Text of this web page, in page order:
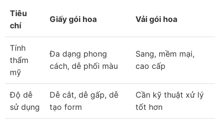
Tiêu
chí
Giấy gói hoa Vải gói hoa
Tính
thẩm
mỹ
Đa dạng phong
cách, dễ phối màu
Sang, mềm mại,
cao cấp
Độ dễ
sử dụng
Dễ cắt, dễ gấp, dễ
tạo form
Cần kỹ thuật xử lý
tốt hơn